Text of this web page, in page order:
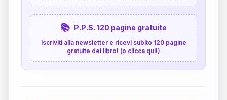
📚 P.P.S. 120 pagine gratuite
Iscriviti alla newsletter e ricevi subito 120 pagine
gratuite del libro! (o clicca qui!)